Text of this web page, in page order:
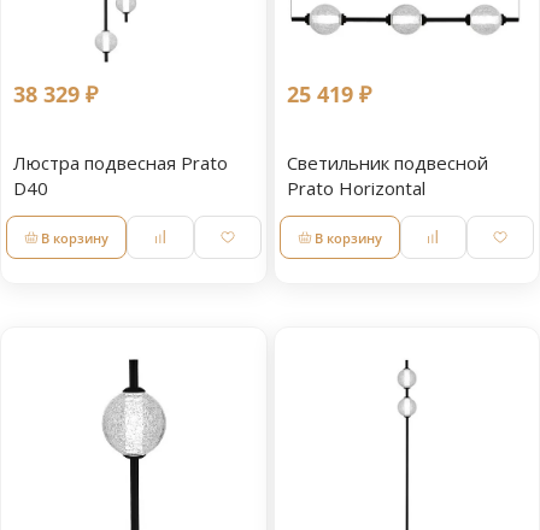
38 329 ₽
Люстра подвесная Prato
D40
В корзину
25 419 ₽
Светильник подвесной
Prato Horizontal
В корзину